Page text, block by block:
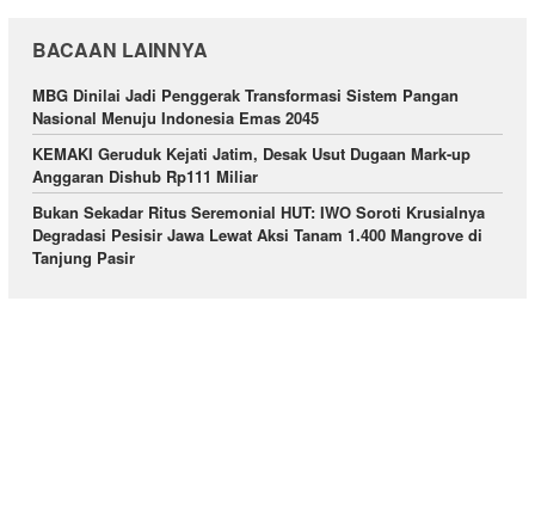
BACAAN LAINNYA
MBG Dinilai Jadi Penggerak Transformasi Sistem Pangan
Nasional Menuju Indonesia Emas 2045
KEMAKI Geruduk Kejati Jatim, Desak Usut Dugaan Mark-up
Anggaran Dishub Rp111 Miliar
Bukan Sekadar Ritus Seremonial HUT: IWO Soroti Krusialnya
Degradasi Pesisir Jawa Lewat Aksi Tanam 1.400 Mangrove di
Tanjung Pasir